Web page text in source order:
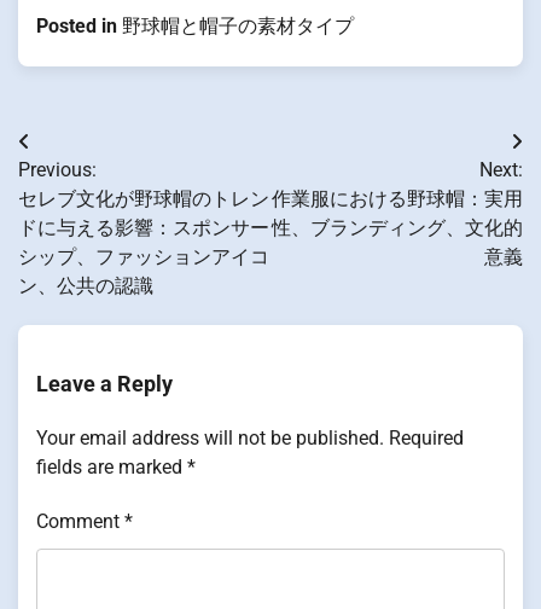
Posted in 野球帽と帽子の素材タイプ
Post
navigation
Previous:
セレブ文化が野球帽のトレン
ドに与える影響：スポンサー
シップ、ファッションアイコ
ン、公共の認識
Next:
作業服における野球帽：実用
性、ブランディング、文化的
意義
Leave a Reply
Your email address will not be published. Required
fields are marked *
Comment *